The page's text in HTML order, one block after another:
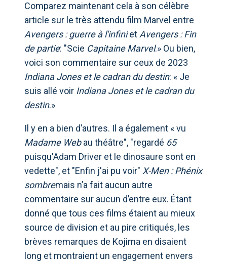
Comparez maintenant cela à son célèbre
article sur le très attendu film Marvel entre
Avengers : guerre à l'infiniet Avengers : Fin
de partie: "Scie Capitaine Marvel.» Ou bien,
voici son commentaire sur ceux de 2023
Indiana Jones et le cadran du destin: « Je
suis allé voir Indiana Jones et le cadran du
destin.»
Il y en a bien d’autres. Il a également « vu
Madame Webau théâtre", "regardé 65
puisqu'Adam Driver et le dinosaure sont en
vedette", et "Enfin j'ai pu voir" X-Men : Phénix
sombremais n’a fait aucun autre
commentaire sur aucun d’entre eux. Étant
donné que tous ces films étaient au mieux
source de division et au pire critiqués, les
brèves remarques de Kojima en disaient
long et montraient un engagement envers